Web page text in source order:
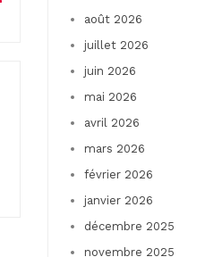
août 2026
juillet 2026
juin 2026
mai 2026
avril 2026
mars 2026
février 2026
janvier 2026
décembre 2025
novembre 2025